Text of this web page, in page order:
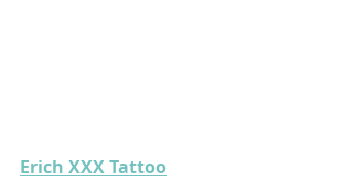
Erich XXX Tattoo